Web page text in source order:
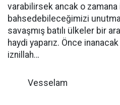
varabilirsek ancak o zamana
bahsedebileceğimizi
savaşmış batılı ülkeler bir
haydi yaparız. Önce
iznillah…
Vesselam